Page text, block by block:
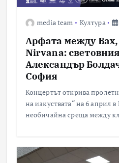
media team Култура
Арфата между
Nirvana:
Александър
София
Концертът открива
на изкуствата“ на 6 април
необичайна среща между